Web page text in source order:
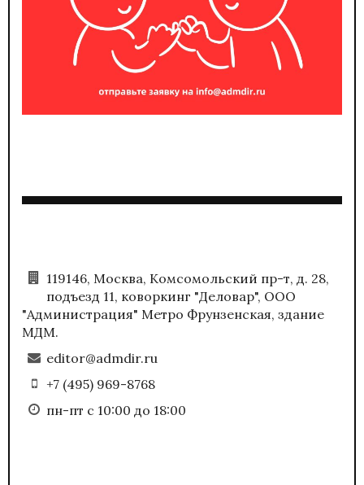
119146, Москва, Комсомольский пр-т, д. 28,
подъезд 11, коворкинг "Деловар", ООО
"Администрация" Метро Фрунзенская, здание
МДМ.
editor@admdir.ru
+7 (495) 969-8768
пн-пт с 10:00 до 18:00